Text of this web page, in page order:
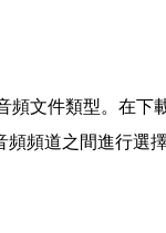
頻文件類型。在下
頻道之間進行選擇